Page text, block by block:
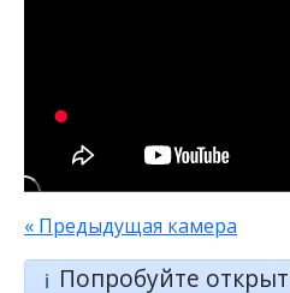
« Предыдущая камера
ℹ️ Попробуйте